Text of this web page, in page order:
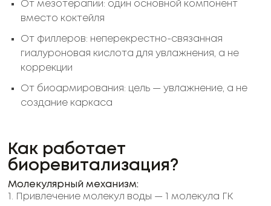
От мезотерапии: один основной компонент
вместо коктейля
От филлеров: неперекрестно-связанная
гиалуроновая кислота для увлажнения, а не
коррекции
От биоармирования: цель — увлажнение, а не
создание каркаса
Как работает
биоревитализация?
Молекулярный механизм:
1. Привлечение молекул воды — 1 молекула ГК